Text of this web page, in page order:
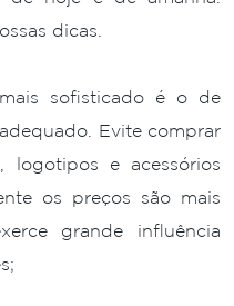
dicas.
sofisticado é o de
Evite comprar
logotipos e acessórios
os preços são mais
grande influência